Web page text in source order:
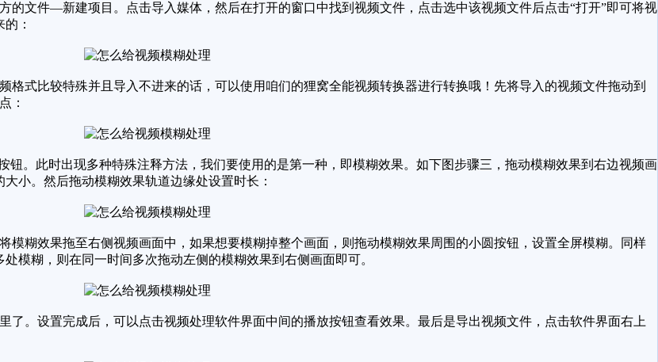
文件—新建项目。点击导入媒体，然后在打开的窗口中找到视频文件，点击选中该视频文件后点击“打开”即可将视
：
式比较特殊并且导入不进来的话，可以使用咱们的狸窝全能视频转换器进行转换哦！先将导入的视频文件拖动到
：
。此时出现多种特殊注释方法，我们要使用的是第一种，即模糊效果。如下图步骤三，拖动模糊效果到右边视频画
小。然后拖动模糊效果轨道边缘处设置时长：
糊效果拖至右侧视频画面中，如果想要模糊掉整个画面，则拖动模糊效果周围的小圆按钮，设置全屏模糊。同样
模糊，则在同一时间多次拖动左侧的模糊效果到右侧画面即可。
。设置完成后，可以点击视频处理软件界面中间的播放按钮查看效果。最后是导出视频文件，点击软件界面右上